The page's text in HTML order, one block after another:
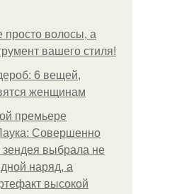
просто волосы, а
вашего стиля!
6 вещей,
женщинам
премьере
Совершенно
выбрала не
наряд, а
высокой